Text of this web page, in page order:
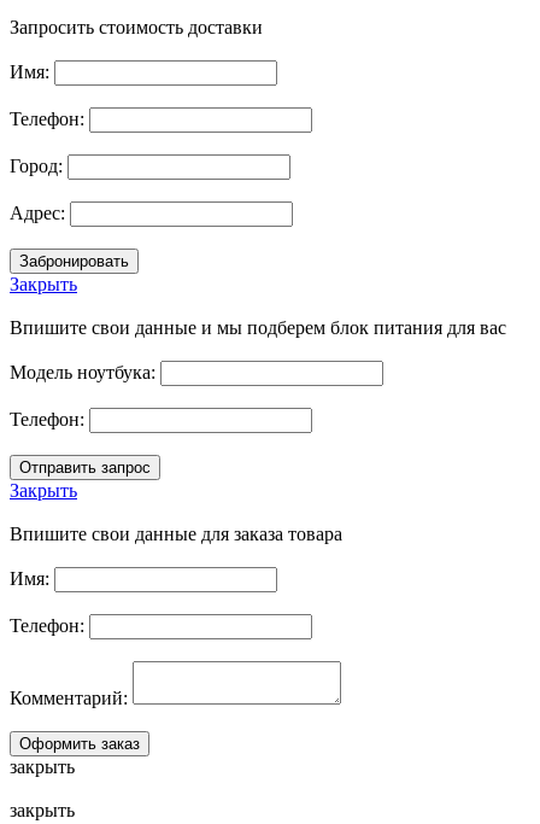
Запросить стоимость доставки
Имя:
Телефон:
Город:
Адрес:
Закрыть
Впишите свои данные и мы подберем блок питания для вас
Модель ноутбука:
Телефон:
Закрыть
Впишите свои данные для заказа товара
Имя:
Телефон:
Комментарий:
закрыть
закрыть